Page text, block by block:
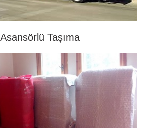
Asansörlü Taşıma